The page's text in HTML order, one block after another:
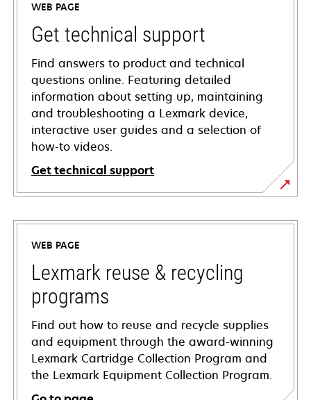
WEB PAGE
Get technical support
Find answers to product and technical
questions online. Featuring detailed
information about setting up, maintaining
and troubleshooting a Lexmark device,
interactive user guides and a selection of
how-to videos.
Get technical support
opens
in
new
tab
WEB PAGE
Lexmark reuse & recycling
programs
Find out how to reuse and recycle supplies
and equipment through the award-winning
Lexmark Cartridge Collection Program and
the Lexmark Equipment Collection Program.